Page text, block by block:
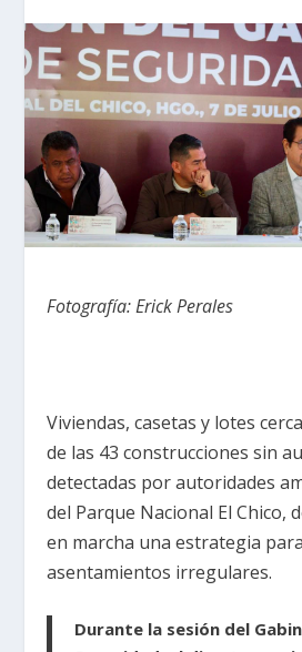
Fotografía: Erick Perales
Viviendas, casetas y lotes
de las 43 construcciones sin
detectadas por autoridades
del Parque Nacional El Chico,
en marcha una estrategia
asentamientos irregulares.
Durante la sesión del